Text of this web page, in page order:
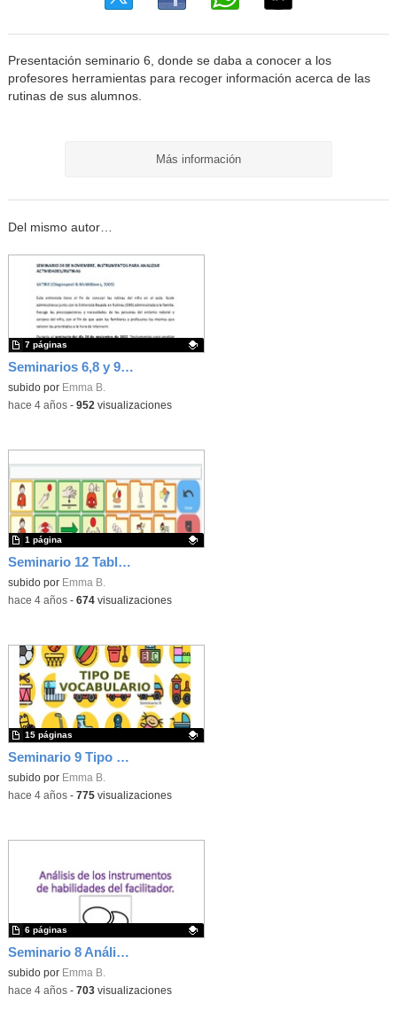
Presentación seminario 6, donde se daba a conocer a los
profesores herramientas para recoger información acerca de las
rutinas de sus alumnos.
Más información
Del mismo autor…
Seminarios 6,8 y 9. Análisis de los cuestionarios utilizados para valorar las rutinas, el entorno natural del niño con necesidad de CAA y las habilidades del facilitador-interlocutor - Contenido educativo - Contenido educativo
Contenido educativo.
subido por Emma B.
7 páginas
-hace 4 años- 952 visualizaciones
Seminario 12 Tablero de comunicación VERBO
Contenido educativo.
subido por Emma B.
1 página
-hace 4 años- 674visualizaciones
Seminario 9 Tipo de vocabulario
Contenido educativo.
subido por Emma B.
15 páginas
-hace 4 años- 775visualizaciones
Seminario 8 Análisis de los instrumentos de habilidades del facilitador
Contenido educativo.
subido por Emma B.
6 páginas
-hace 4 años- 703visualizaciones